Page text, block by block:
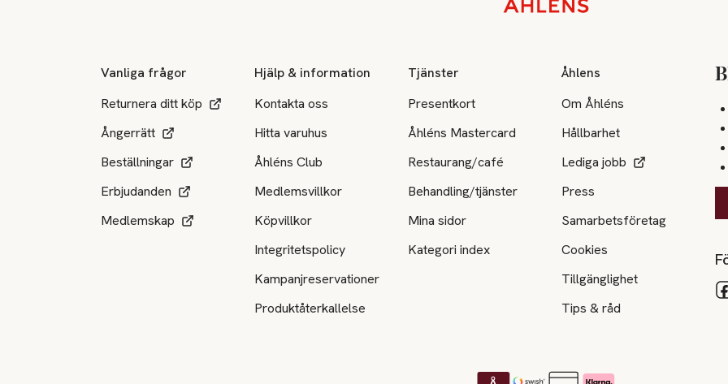
Vanliga frågor
Returnera ditt köp
Ångerrätt
Beställningar
Erbjudanden
Medlemskap
Hjälp & information
Kontakta oss
Hitta varuhus
Åhléns Club
Medlemsvillkor
Köpvillkor
Integritetspolicy
Kampanjreservationer
Produktåterkallelse
Tjänster
Presentkort
Åhléns Mastercard
Restaurang/café
Behandling/tjänster
Mina sidor
Kategori index
Åhlens
Om Åhléns
Hållbarhet
Lediga jobb
Press
Samarbetsföretag
Cookies
Tillgänglighet
Tips & råd